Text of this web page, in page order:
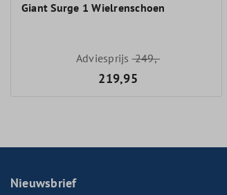
Giant Surge 1 Wielrenschoen
Adviesprijs249,-
219,95
Nieuwsbrief